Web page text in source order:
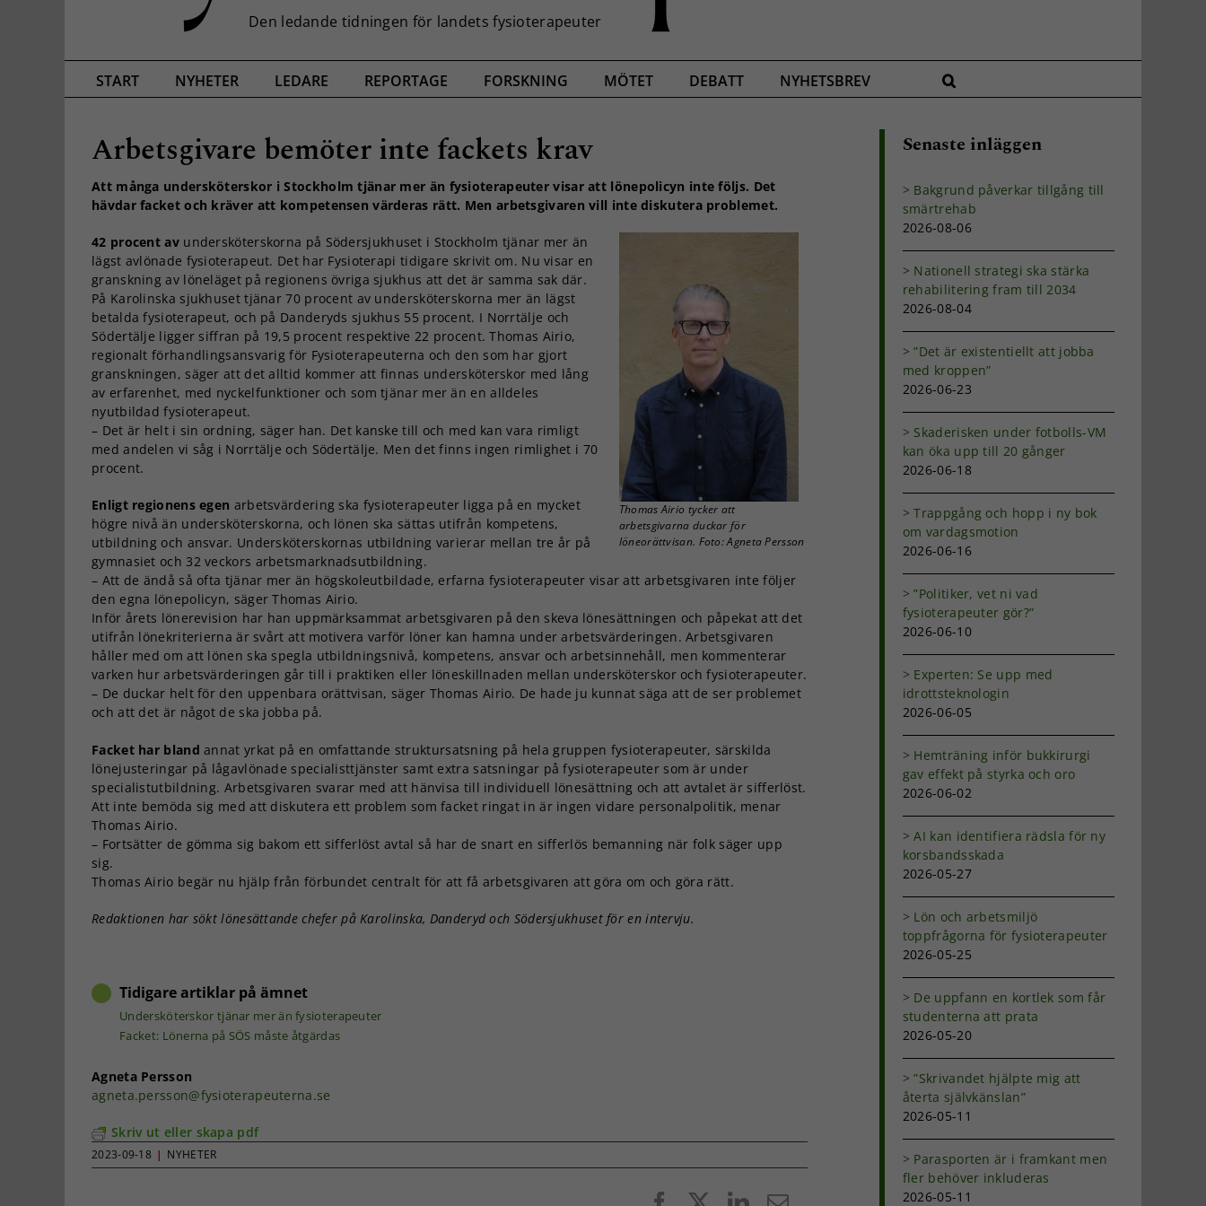
START NYHETER LEDARE REPORTAGE FORSKNING MÖTET DEBATT NYHETSBREV
Arbetsgivare bemöter inte fackets krav
Att många undersköterskor i Stockholm tjänar mer än fysioterapeuter visar att lönepolicyn inte följs. Det
hävdar facket och kräver att kompetensen värderas rätt. Men arbetsgivaren vill inte diskutera problemet.
Thomas Airio tycker att
arbetsgivarna duckar för
löneorättvisan. Foto: Agneta Persson
42 procent avundersköterskorna på Södersjukhuset i Stockholm tjänar mer än
lägst avlönade fysioterapeut. Det har Fysioterapi tidigare skrivit om. Nu visar en
granskning av löneläget på regionens övriga sjukhus att det är samma sak där.
På Karolinska sjukhuset tjänar 70 procent av undersköterskorna mer än lägst
betalda fysioterapeut, och på Danderyds sjukhus 55 procent. I Norrtälje och
Södertälje ligger siffran på 19,5 procent respektive 22 procent. Thomas Airio,
regionalt förhandlingsansvarig för Fysioterapeuterna och den som har gjort
granskningen, säger att det alltid kommer att finnas undersköterskor med lång
av erfarenhet, med nyckelfunktioner och som tjänar mer än en alldeles
nyutbildad fysioterapeut.
– Det är helt i sin ordning, säger han. Det kanske till och med kan vara rimligt
med andelen vi såg i Norrtälje och Södertälje. Men det finns ingen rimlighet i 70
procent.
Enligt regionens egen arbetsvärdering ska fysioterapeuter ligga på en mycket
högre nivå än undersköterskorna, och lönen ska sättas utifrån kompetens,
utbildning och ansvar. Undersköterskornas utbildning varierar mellan tre år på
gymnasiet och 32 veckors arbetsmarknadsutbildning.
– Att de ändå så ofta tjänar mer än högskoleutbildade, erfarna fysioterapeuter visar att arbetsgivaren inte följer
den egna lönepolicyn, säger Thomas Airio.
Inför årets lönerevision har han uppmärksammat arbetsgivaren på den skeva lönesättningen och påpekat att det
utifrån lönekriterierna är svårt att motivera varför löner kan hamna under arbetsvärderingen. Arbetsgivaren
håller med om att lönen ska spegla utbildningsnivå, kompetens, ansvar och arbetsinnehåll, men kommenterar
varken hur arbetsvärderingen går till i praktiken eller löneskillnaden mellan undersköterskor och fysioterapeuter.
– De duckar helt för den uppenbara orättvisan, säger Thomas Airio. De hade ju kunnat säga att de ser problemet
och att det är något de ska jobba på.
Facket har bland annat yrkat på en omfattande struktursatsning på hela gruppen fysioterapeuter, särskilda
lönejusteringar på lågavlönade specialisttjänster samt extra satsningar på fysioterapeuter som är under
specialistutbildning. Arbetsgivaren svarar med att hänvisa till individuell lönesättning och att avtalet är sifferlöst.
Att inte bemöda sig med att diskutera ett problem som facket ringat in är ingen vidare personalpolitik, menar
Thomas Airio.
– Fortsätter de gömma sig bakom ett sifferlöst avtal så har de snart en sifferlös bemanning när folk säger upp
sig.
Thomas Airio begär nu hjälp från förbundet centralt för att få arbetsgivaren att göra om och göra rätt.
Redaktionen har sökt lönesättande chefer på Karolinska, Danderyd och Södersjukhuset för en intervju.
Tidigare artiklar på ämnet
Undersköterskor tjänar mer än fysioterapeuter
Facket: Lönerna på SÖS måste åtgärdas
Agneta Persson
agneta.persson@fysioterapeuterna.se
Skriv ut eller skapa pdf
2023-09-18 | NYHETER
FacebookLinkedIn
E-
Senaste inläggen
Bakgrund påverkar tillgång till
smärtrehab
2026-08-06
Nationell strategi ska stärka
rehabilitering fram till 2034
2026-08-04
”Det är existentiellt att jobba
med kroppen”
2026-06-23
Skaderisken under fotbolls-VM
kan öka upp till 20 gånger
2026-06-18
Trappgång och hopp i ny bok
om vardagsmotion
2026-06-16
”Politiker, vet ni vad
fysioterapeuter gör?”
2026-06-10
Experten: Se upp med
idrottsteknologin
2026-06-05
Hemträning inför bukkirurgi
gav effekt på styrka och oro
2026-06-02
AI kan identifiera rädsla för ny
korsbandsskada
2026-05-27
Lön och arbetsmiljö
toppfrågorna för fysioterapeuter
2026-05-25
De uppfann en kortlek som får
studenterna att prata
2026-05-20
”Skrivandet hjälpte mig att
återta självkänslan”
2026-05-11
Parasporten är i framkant men
fler behöver inkluderas
2026-05-11